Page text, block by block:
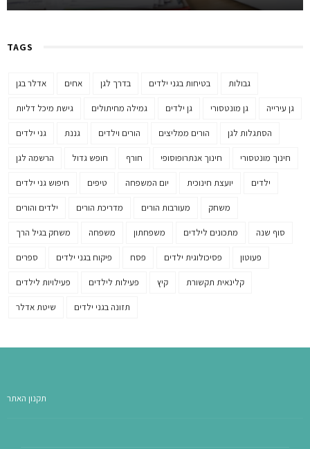
TAGS
אדלר בגן אחים בדרך לגן בטיחות בגני ילדים גבולות
גישת מיכל דליות גמילה מחיתולים גן ילדים גן מונטסורי גן עירייה
גני ילדים גננת הורים וילדים הורים ממליצים הסתגלות לגן
הרשמה לגן חופש גדול חורף חינוך אנתרופוסופי חינוך מונטסורי
חיפוש גני ילדים טיפים יום המשפחה יועצת חינוכית ילדים
ילדים והורים מדריכת הורים מעורבות הורים משחק
משחק בגיל הרך משפחה משפחתון מתכונים לילדים סוף שנה
ספרים פיקוח בגני ילדים פסח פסיכולוגית ילדים פעוטון
פעילויות לילדים פעילות לילדים קיץ קלינאית תקשורת
שיטת אדלר תזונה בגני ילדים
תקנון האתר